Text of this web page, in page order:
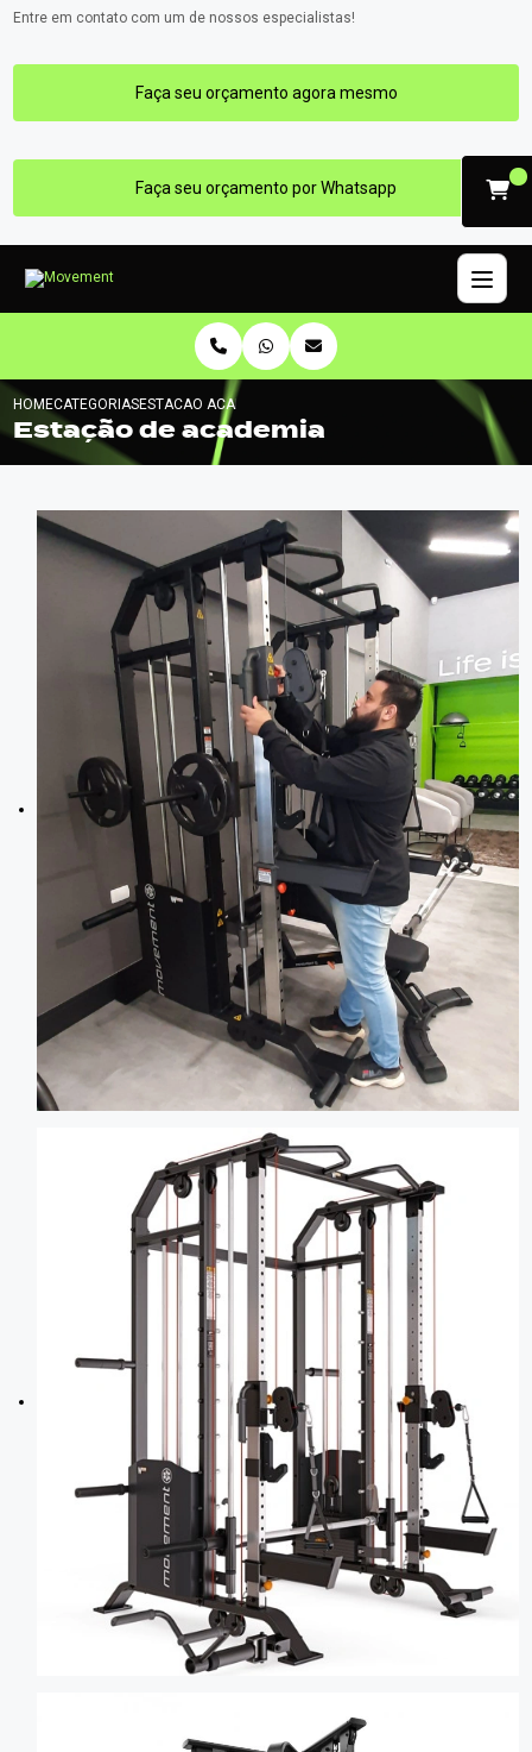
Entre em contato com um de nossos especialistas!
Faça seu orçamento agora mesmo
Faça seu orçamento por Whatsapp
HOMECATEGORIASESTACAO ACADEMIA
Estação de academia